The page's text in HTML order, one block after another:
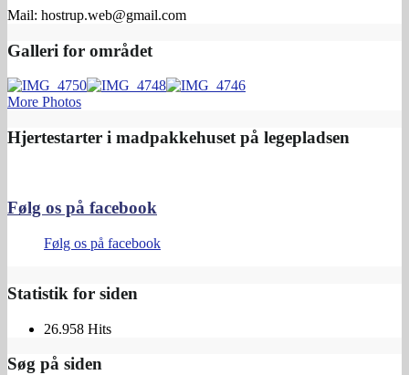
Mail: hostrup.web@gmail.com
Galleri for området
More Photos
Hjertestarter i madpakkehuset på legepladsen
Følg os på facebook
Følg os på facebook
Statistik for siden
26.958 Hits
Søg på siden